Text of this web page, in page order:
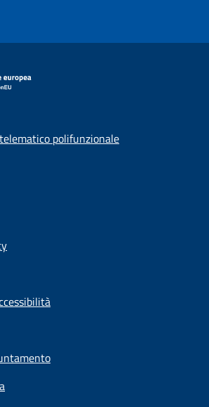
polifunzionale